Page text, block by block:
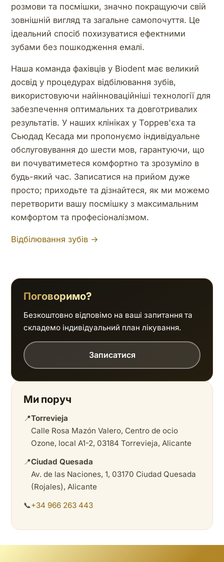
розмови та посмішки, значно покращуючи свій
зовнішній вигляд та загальне самопочуття. Це
ідеальний спосіб похизуватися ефектними
зубами без пошкодження емалі.
Наша команда фахівців у Biodent має великий
досвід у процедурах відбілювання зубів,
використовуючи найінноваційніші технології для
забезпечення оптимальних та довготривалих
результатів. У наших клініках у Торрев'єха та
Сьюдад Кесада ми пропонуємо індивідуальне
обслуговування до шести мов, гарантуючи, що
ви почуватиметеся комфортно та зрозуміло в
будь-який час. Записатися на прийом дуже
просто; приходьте та дізнайтеся, як ми можемо
перетворити вашу посмішку з максимальним
комфортом та професіоналізмом.
Відбілювання зубів →
Поговоримо?
Безкоштовно відповімо на ваші запитання та
складемо індивідуальний план лікування.
Записатися
Ми поруч
📍Torrevieja
Calle Rosa Mazón Valero, Centro de ocio
Ozone, local A1-2, 03184 Torrevieja, Alicante
📍Ciudad Quesada
Av. de las Naciones, 1, 03170 Ciudad Quesada
(Rojales), Alicante
📞+34 966 263 443